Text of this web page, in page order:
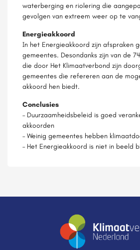
waterberging en riolering die
gevolgen van extreem weer op te
Energieakkoord
In het Energieakkoord zijn afspraken
gemeentes. Desondanks zijn van de
die door Het Klimaatverbond zijn
gemeentes die refereren aan de
akkoord hen biedt.
Conclusies
– Duurzaamheidsbeleid is goed
akkoorden
– Weinig gemeentes hebben
– Het Energieakkoord is niet in beeld